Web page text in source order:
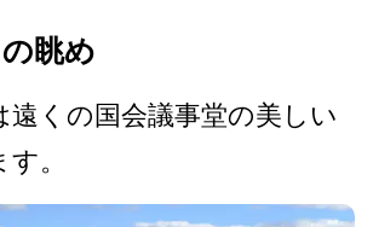
眺め
遠くの国会議事­堂の美しい
。